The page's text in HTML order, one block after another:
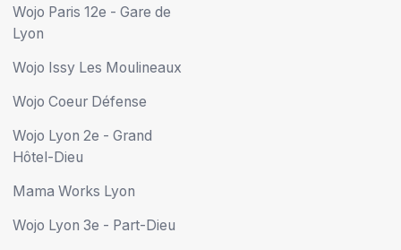
Wojo Paris 12e - Gare de
Lyon
Wojo Issy Les Moulineaux
Wojo Coeur Défense
Wojo Lyon 2e - Grand
Hôtel-Dieu
Mama Works Lyon
Wojo Lyon 3e - Part-Dieu